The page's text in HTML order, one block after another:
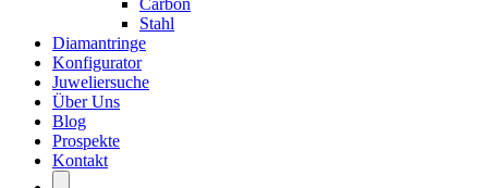
Carbon
Stahl
Diamantringe
Konfigurator
Juweliersuche
Über Uns
Blog
Prospekte
Kontakt